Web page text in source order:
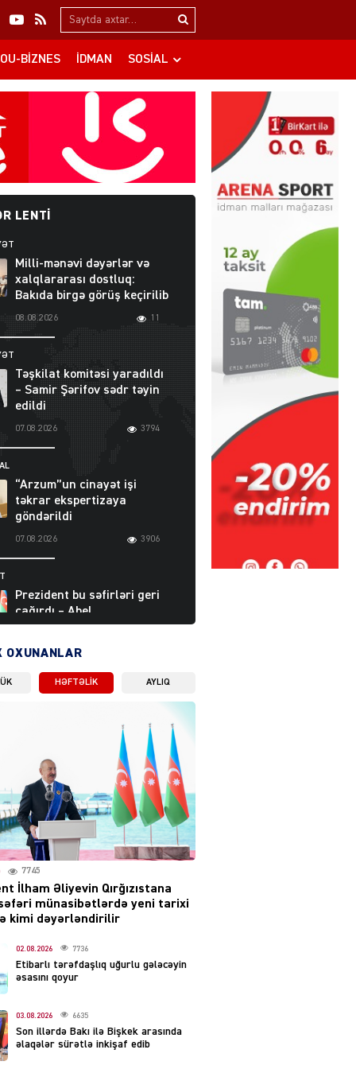
Search…
BIZNES İDMAN SOSIAL
LENTI
Milli-mənəvi dəyərlər və
xalqlararası dostluq:
Bakıda birgə görüş keçirilib
08.08.2026 11
Təşkilat komitəsi yaradıldı
– Samir Şərifov sədr təyin
edildi
07.08.2026 3794
“Arzum”un cinayət işi
təkrar ekspertizaya
göndərildi
07.08.2026 3906
Prezident bu səfirləri geri
çağırdı – Abel
Məhərrəmovun oğlu da var
07.08.2026
5493
Rusiya-Ukrayna
münaqişəsinin həllində
irəliləyiş var – Tramp
07.08.2026 5504
Prezident 2 fərman
imzaladı
07.08.2026
“Tramp yolu”na HƏMLƏ –
REAKSİYA
OXUNANLAR
HƏFTƏLIK AYLIQ
7745
İlham Əliyevin Qırğızıstana
münasibətlərdə yeni tarixi
kimi dəyərləndirilir
02.08.2026 7736
Etibarlı tərəfdaşlıq uğurlu gələcəyin
əsasını qoyur
03.08.2026 6635
Son illərdə Bakı ilə Bişkek arasında
əlaqələr sürətlə inkişaf edib